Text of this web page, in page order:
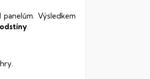
Výsledkem
.